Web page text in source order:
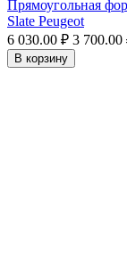
Прямоугольная
Slate Peugeot
6 030.00 ₽ 3 700.00
В корзину